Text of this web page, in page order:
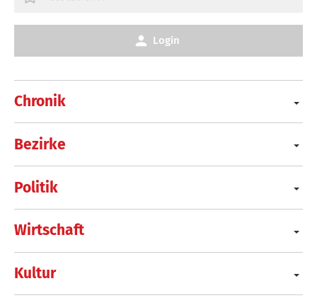
Chronik
Bezirke
Politik
Wirtschaft
Kultur
Login